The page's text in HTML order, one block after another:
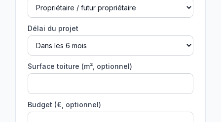
Délai du projet
Surface toiture (m², optionnel)
Budget (€, optionnel)